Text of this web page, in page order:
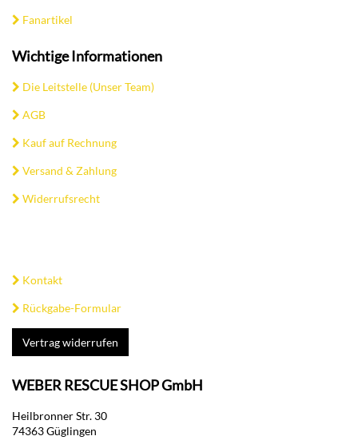
Fanartikel
Wichtige Informationen
Die Leitstelle (Unser Team)
AGB
Kauf auf Rechnung
Versand & Zahlung
Widerrufsrecht
Kontakt
Rückgabe-Formular
Vertrag widerrufen
WEBER RESCUE SHOP GmbH
Heilbronner Str. 30
74363 Güglingen